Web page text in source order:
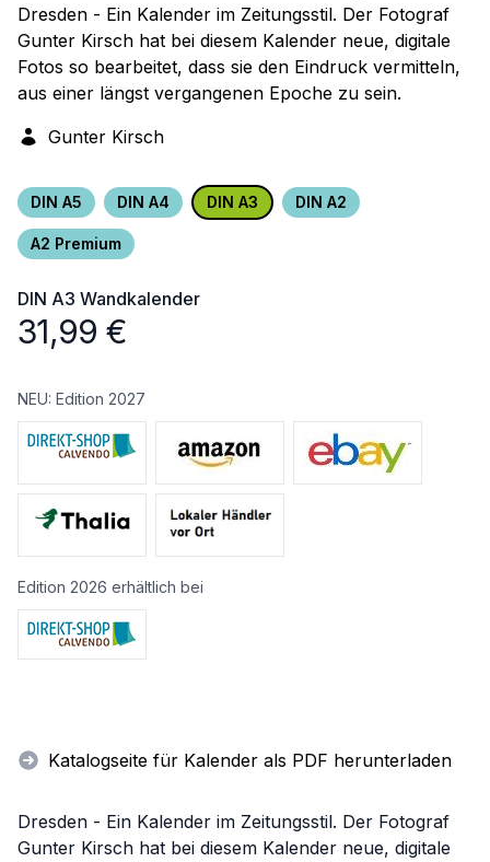
Dresden - Ein Kalender im Zeitungsstil. Der Fotograf
Gunter Kirsch hat bei diesem Kalender neue, digitale
Fotos so bearbeitet, dass sie den Eindruck vermitteln,
aus einer längst vergangenen Epoche zu sein.
Gunter Kirsch
DIN A5 DIN A4 DIN A3 DIN A2
A2 Premium
DIN A3 Wandkalender
31,99 €
NEU: Edition 2027
Edition 2026 erhältlich bei
Katalogseite für Kalender als PDF herunterladen
Dresden - Ein Kalender im Zeitungsstil. Der Fotograf
Gunter Kirsch hat bei diesem Kalender neue, digitale